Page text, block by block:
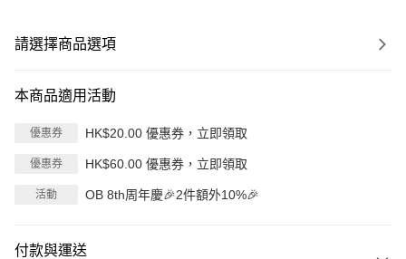
請選擇商品選項
本商品適用活動
優惠券 HK$20.00 優惠券，立即領取
優惠券 HK$60.00 優惠券，立即領取
活動 OB 8th周年慶🎉2件額外10%🎉
付款與運送